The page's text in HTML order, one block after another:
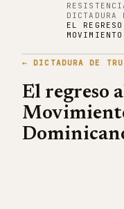
DICTADURA
EL
← DICTADURA DE
El regreso